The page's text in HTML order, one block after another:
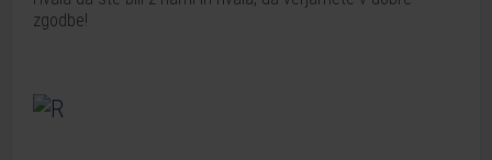
zgodbe!